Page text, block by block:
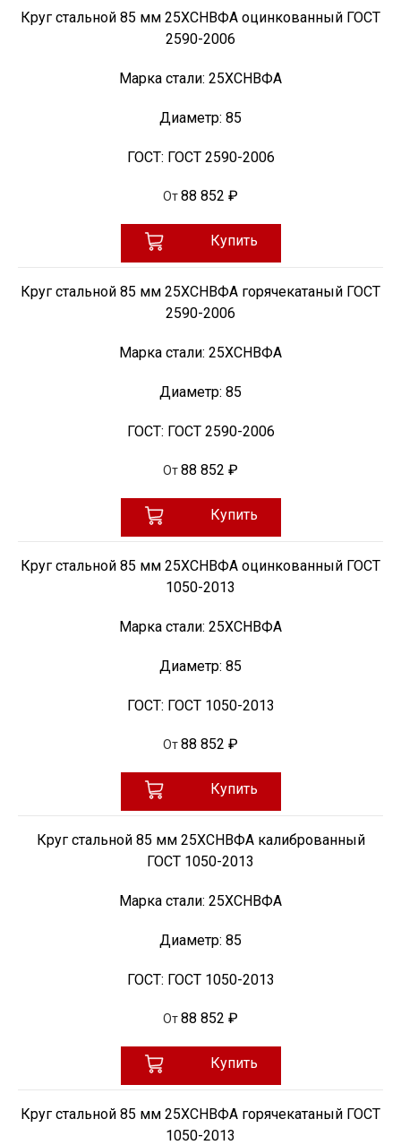
Круг стальной 85 мм 25ХСНВФА оцинкованный ГОСТ
2590-2006
Марка стали: 25ХСНВФА
Диаметр: 85
ГОСТ: ГОСТ 2590-2006
От88 852 ₽
Купить
Круг стальной 85 мм 25ХСНВФА горячекатаный ГОСТ
2590-2006
Марка стали: 25ХСНВФА
Диаметр: 85
ГОСТ: ГОСТ 2590-2006
От88 852 ₽
Купить
Круг стальной 85 мм 25ХСНВФА оцинкованный ГОСТ
1050-2013
Марка стали: 25ХСНВФА
Диаметр: 85
ГОСТ: ГОСТ 1050-2013
От88 852 ₽
Купить
Круг стальной 85 мм 25ХСНВФА калиброванный
ГОСТ 1050-2013
Марка стали: 25ХСНВФА
Диаметр: 85
ГОСТ: ГОСТ 1050-2013
От88 852 ₽
Купить
Круг стальной 85 мм 25ХСНВФА горячекатаный ГОСТ
1050-2013